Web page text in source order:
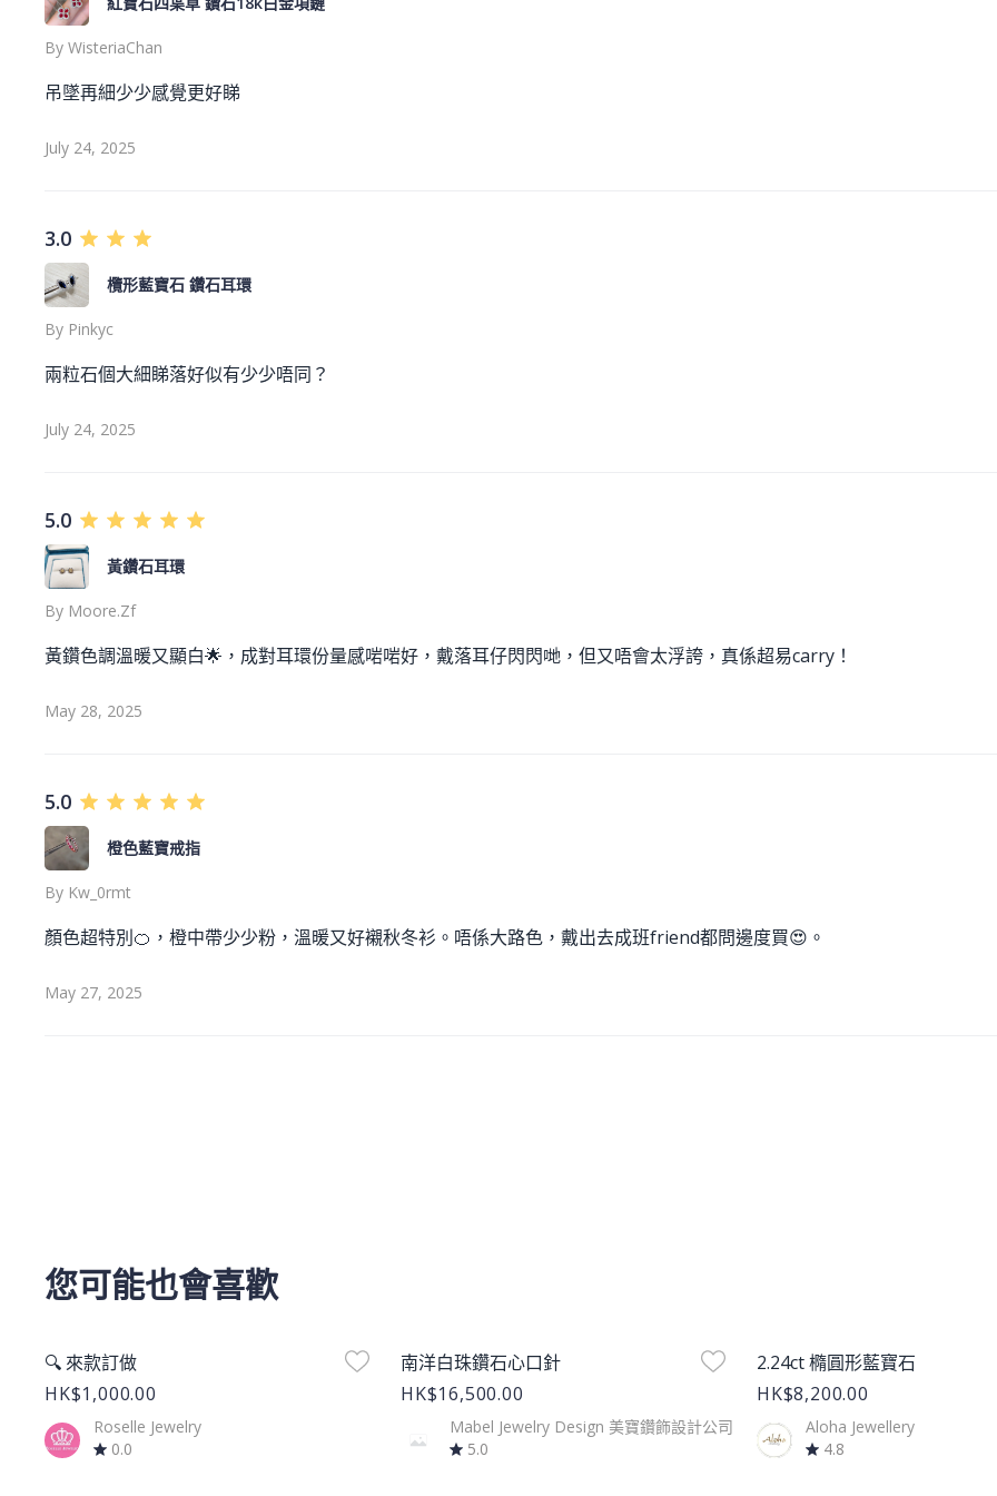
By WisteriaChan
吊墜再細少少感覺更好睇
July 24, 2025
3.0
欖形藍寶石 鑽石耳環
By Pinkyc
兩粒石個大細睇落好似有少少唔同？
July 24, 2025
5.0
黃鑽石耳環
By Moore.zf
黃鑽色調溫暖又顯白🌟，成對耳環份量感啱啱好，戴落耳仔閃閃哋，但又唔會太浮誇，真係超易carry！
May 28, 2025
5.0
橙色藍寶戒指
By Kw_0rmt
顏色超特別🍊，橙中帶少少粉，溫暖又好襯秋冬衫。唔係大路色，戴出去成班friend都問邊度買😍。
May 27, 2025
您可能也會喜歡
Product Image
🔍 來款訂做
HK$1,000.00
Roselle Jewelry
0.0
Product Image
南洋白珠鑽石心口針
HK$16,500.00
Mabel Jewelry Design 美寶鑽飾設計公司
5.0
Product Image
2.24ct 橢圓形藍寶石
HK$8,200.00
Aloha Jewellery
4.8